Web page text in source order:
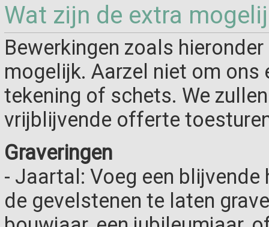
Wat zijn de extra
Bewerkingen zoals
mogelijk. Aarzel niet om ons
tekening of schets. We
vrijblijvende offerte
Graveringen
- Jaartal: Voeg een
de gevelstenen te laten